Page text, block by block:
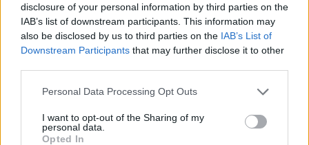
disclosure of your personal information by third parties on the
IAB’s list of downstream participants. This information may
also be disclosed by us to third parties on the IAB’s List of
Downstream Participants that may further disclose it to other
Personal Data Processing Opt Outs
I want to opt-out of the Sharing of my
personal data.
Opted In
Amposta recupera les Cases del Castell
i culmina un projecte estratègic que
vincula patrimoni, turisme i
gastronomia
Els vestits de paper guanyen força
40 peces a concurs